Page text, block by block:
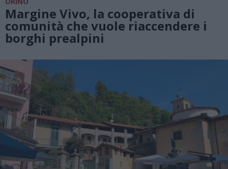
Margine Vivo, la cooperativa di
comunità che vuole riaccendere i
borghi prealpini